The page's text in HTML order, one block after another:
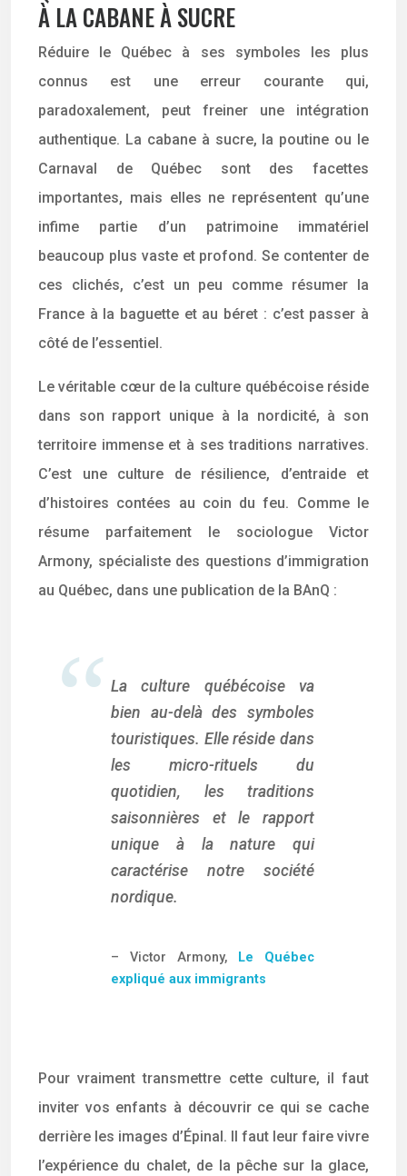
À LA CABANE À SUCRE
Réduire le Québec à ses symboles les plus
connus est une erreur courante qui,
paradoxalement, peut freiner une intégration
authentique. La cabane à sucre, la poutine ou le
Carnaval de Québec sont des facettes
importantes, mais elles ne représentent qu’une
infime partie d’un patrimoine immatériel
beaucoup plus vaste et profond. Se contenter de
ces clichés, c’est un peu comme résumer la
France à la baguette et au béret : c’est passer à
côté de l’essentiel.
Le véritable cœur de la culture québécoise réside
dans son rapport unique à la nordicité, à son
territoire immense et à ses traditions narratives.
C’est une culture de résilience, d’entraide et
d’histoires contées au coin du feu. Comme le
résume parfaitement le sociologue Victor
Armony, spécialiste des questions d’immigration
au Québec, dans une publication de la BAnQ :
La culture québécoise va
bien au-delà des symboles
touristiques. Elle réside dans
les micro-rituels du
quotidien, les traditions
saisonnières et le rapport
unique à la nature qui
caractérise notre société
nordique.
– Victor Armony,
Le Québec
expliqué aux immigrants
Pour vraiment transmettre cette culture, il faut
inviter vos enfants à découvrir ce qui se cache
derrière les images d’Épinal. Il faut leur faire vivre
l’expérience du chalet, de la pêche sur la glace,